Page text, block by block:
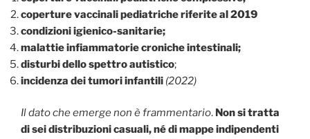
coperture vaccinali pediatriche riferite al 2019
condizioni igienico-sanitarie;
malattie infiammatorie croniche intestinali;
disturbi dello spettro autistico;
incidenza dei tumori infantili (2022)
Il dato che emerge non è frammentario. Non si tratta
di sei distribuzioni casuali, né di mappe indipendenti